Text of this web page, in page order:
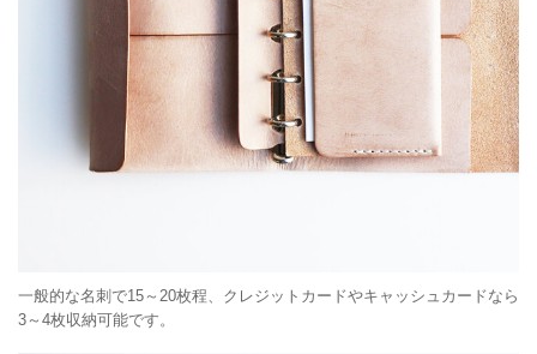
一般的な名刺で15～20枚程、クレジットカードやキャッシュカードなら
3～4枚収納可能です。